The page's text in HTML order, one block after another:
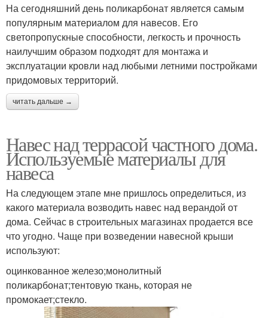
На сегодняшний день поликарбонат является самым
популярным материалом для навесов. Его
светопропускные способности, легкость и прочность
наилучшим образом подходят для монтажа и
эксплуатации кровли над любыми летними постройками
придомовых территорий.
читать дальше →
Навес над террасой частного дома.
Используемые материалы для
навеса
На следующем этапе мне пришлось определиться, из
какого материала возводить навес над верандой от
дома. Сейчас в строительных магазинах продается все
что угодно. Чаще при возведении навесной крыши
используют:
оцинкованное железо;монолитный
поликарбонат;тентовую ткань, которая не
промокает;стекло.